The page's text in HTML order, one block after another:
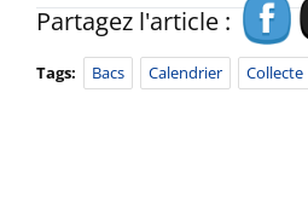
Partagez l'article :
Tags: Bacs Calendrier Collecte